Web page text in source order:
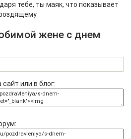
тебе, ты маяк, что показывает
жене с днем
или в блог: